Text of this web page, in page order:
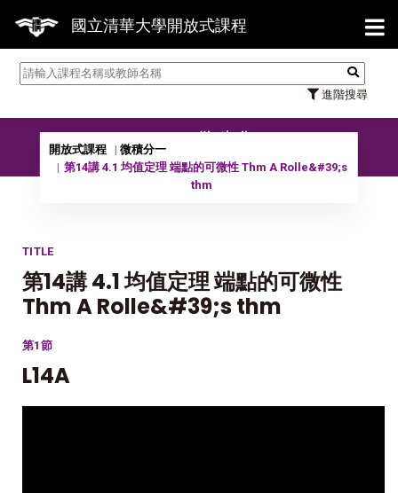
國立清華大學開放式課程
進階搜尋
【
09901 微積分一
開放式課程
微積分一
第14講 4.1 均值定理 端點的可微性 Thm A Rolle&#39;s
thm
TITLE
第14講 4.1 均值定理 端點的可微性
Thm A Rolle&#39;s thm
第1節
L14A